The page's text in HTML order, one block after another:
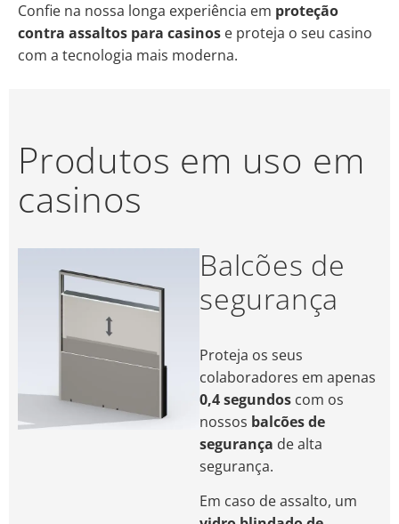
Confie na nossa longa experiência em proteção
contra assaltos para casinos e proteja o seu casino
com a tecnologia mais moderna.
Produtos em uso em
casinos
Balcões de
segurança
Proteja os seus
colaboradores em apenas
0,4 segundos com os
nossos balcões de
segurança de alta
segurança.
Em caso de assalto, um